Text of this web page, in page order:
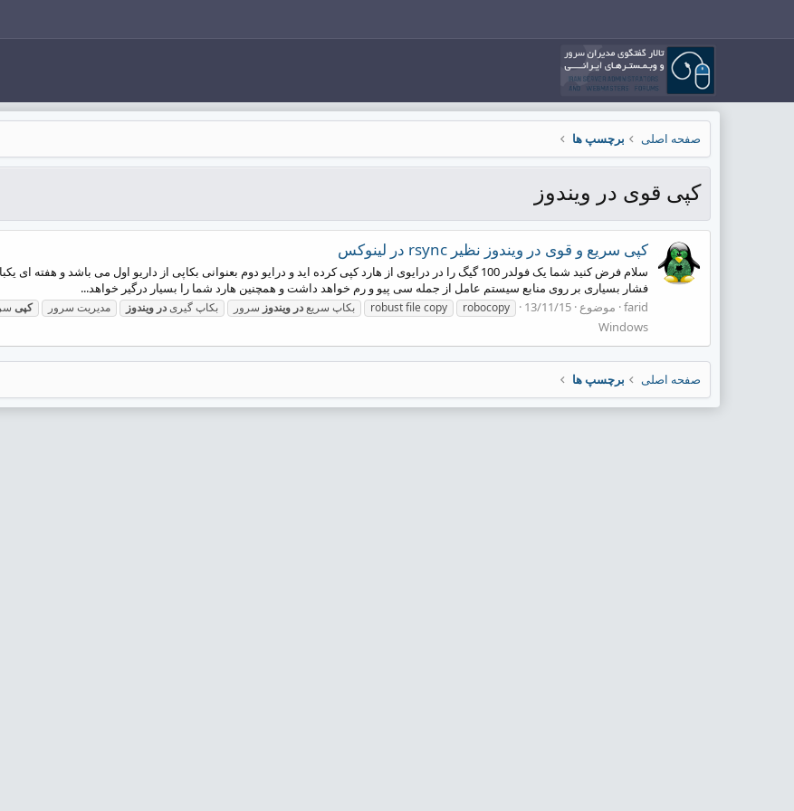
صفحه اصلی برچسپ ها
کپی قوی در ویندوز
کپی سریع و قوی در ویندوز نظیر rsync در لینوکس
سلام فرض کنید شما یک فولدر 100 گیگ را در درایوی از هارد کپی کرده اید و درایو دوم بعنوانی بکاپی از داریو اول می
فشار بسیاری بر روی منابع سیستم عامل از جمله سی پیو و رم خواهد داشت و همچنین هارد شما را بسیار درگیر خواهد...
farid موضوع 13/11/15
robocopy
robust file copy بکاپ سریعدر ویندوز سرور بکاپ گیریدر ویندوز مدیریت سرور کپی
Windows
صفحه اصلی برچسپ ها